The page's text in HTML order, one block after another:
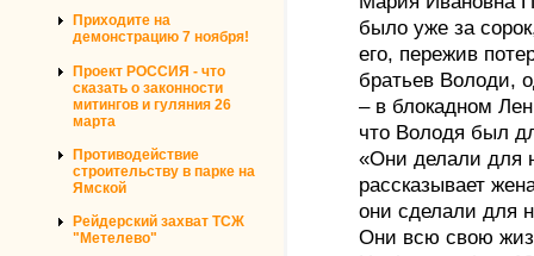
Приходите на
демонстрацию 7 ноября!
Проект РОССИЯ - что
сказать о законности
митингов и гуляния 26
марта
Противодействие
строительству в парке на
Ямской
Рейдерский захват ТСЖ
"Метелево"
было уже за
его, пережив
братьев Володи,
– в блокадном
что Володя был
«Они делали для
рассказывает
они сделали для
Они всю свою